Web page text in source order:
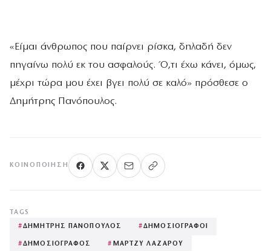
«Είμαι άνθρωπος που παίρνει ρίσκα, δηλαδή δεν
πηγαίνω πολύ εκ του ασφαλούς. Ό,τι έχω κάνει, όμως,
μέχρι τώρα μου έχει βγει πολύ σε καλό» πρόσθεσε ο
Δημήτρης Πανόπουλος.
ΚΟΙΝΟΠΟΊΗΣΗ
TAGS
#ΔΗΜΗΤΡΗΣ ΠΑΝΟΠΟΥΛΟΣ #ΔΗΜΟΣΙΟΓΡΑΦΟΙ
#ΔΗΜΟΣΙΟΓΡΑΦΟΣ # ΜΑΡΤΖΥ ΛΑΖΑΡΟΥ